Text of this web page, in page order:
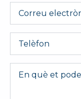
Email
Telèfon
Message